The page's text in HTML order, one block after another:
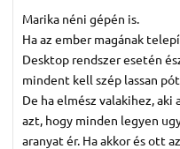
Marika néni gépén is.
Ha az ember magának
Desktop rendszer esetén
mindent kell szép lassan
De ha elmész valakihez, aki
azt, hogy minden legyen
aranyat ér. Ha akkor és ott